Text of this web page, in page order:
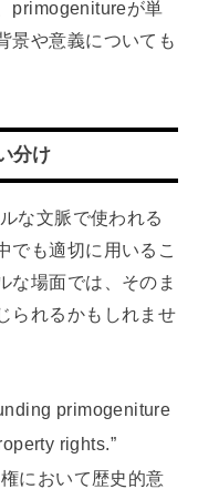
primogenitureが単
景や意義についても
分け
な文脈で使われる
でも適切に用いるこ
な場面では、そのま
られるかもしれませ
primogeniture
rights.”
において歴史的意